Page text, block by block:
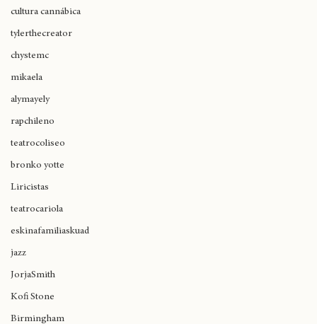
expoweed 2025
cultura cannábica
tylerthecreator
chystemc
mikaela
alymayely
rapchileno
teatrocoliseo
bronko yotte
teatrocariola
eskinafamiliaskuad
jazz
JorjaSmith
Kofi Stone